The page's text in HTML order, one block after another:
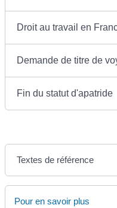
Droit au travail en
Demande de titre de
Fin du statut d'apatride
Textes de référence
Pour en savoir plus